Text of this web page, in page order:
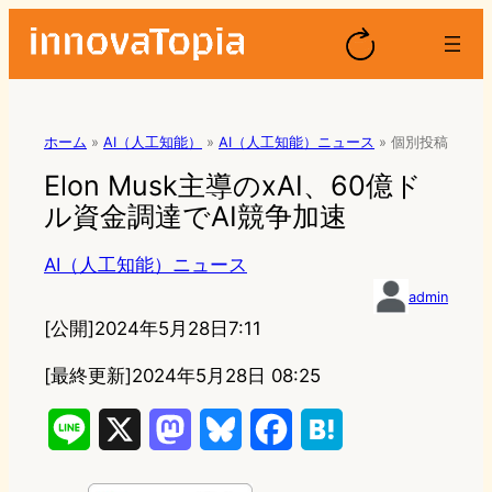
ホーム » AI（人工知能） » AI（人工知能）ニュース » 個別投稿
Elon Musk主導のxAI、60億ド
ル資金調達でAI競争加速
AI（人工知能）ニュース
admin
[公開]2024年5月28日7:11
[最終更新]2024年5月28日 08:25